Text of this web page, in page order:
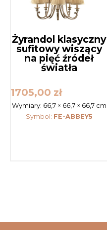
Żyrandol klasyczny
sufitowy wiszący
na pięć źródeł
światła
1705,00 zł
Wymiary: 66,7 × 66,7 × 66,7 cm
Symbol: FE-ABBEY5